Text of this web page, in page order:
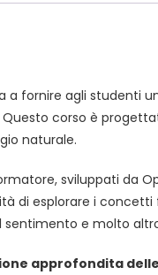
fornire agli studenti
Questo corso è
naturale.
sviluppati da
di esplorare i
sentimento e molto
approfondita